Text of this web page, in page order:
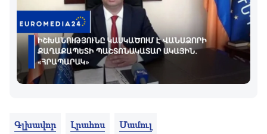
Գլխավոր Լրահոս Մամուլ